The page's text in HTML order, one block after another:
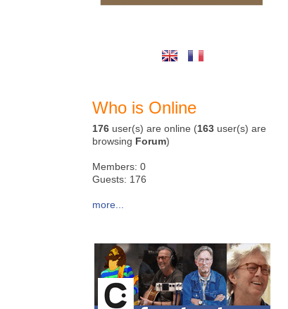
Who is Online
176 user(s) are online (163 user(s) are
browsing Forum)
Members: 0
Guests: 176
more...